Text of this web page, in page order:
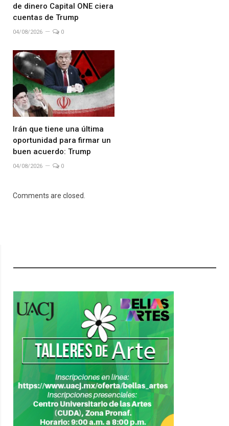
de dinero Capital ONE ciera
cuentas de Trump
04/08/2026 0
Irán que tiene una última
oportunidad para firmar un
buen acuerdo: Trump
04/08/2026 0
Comments are closed.